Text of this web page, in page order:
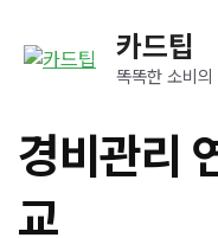
카드팁
똑똑한 소비의
경비관리
교